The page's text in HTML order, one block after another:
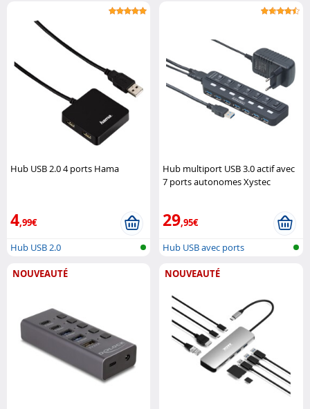
Hub USB 2.0 4 ports Hama
4,99€
Hub USB 2.0
Hub multiport USB 3.0 actif avec
7 ports autonomes Xystec
29,95€
Hub USB avec ports
NOUVEAUTÉ NOUVEAUTÉ